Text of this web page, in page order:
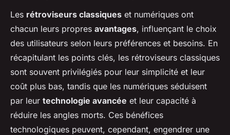
Les rétroviseurs classiques et numériques ont
chacun leurs propres avantages, influençant le choix
des utilisateurs selon leurs préférences et besoins. En
récapitulant les points clés, les rétroviseurs classiques
sont souvent privilégiés pour leur simplicité et leur
coût plus bas, tandis que les numériques séduisent
par leur technologie avancée et leur capacité à
réduire les angles morts. Ces bénéfices
technologiques peuvent, cependant, engendrer une